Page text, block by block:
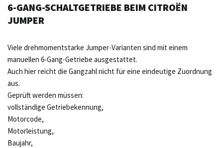
6-GANG-SCHALTGETRIEBE BEIM CITROËN
JUMPER
Viele drehmomentstarke Jumper-Varianten sind mit einem
manuellen 6-Gang-Getriebe ausgestattet.
Auch hier reicht die Gangzahl nicht für eine eindeutige Zuordnung
aus.
Geprüft werden müssen:
vollständige Getriebekennung,
Motorcode,
Motorleistung,
Baujahr,